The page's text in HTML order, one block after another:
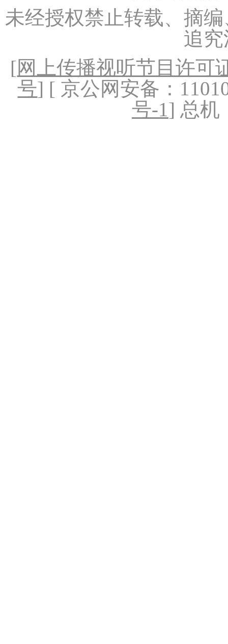
未经授权禁止转载、摘
追
[网上传播视听节目许可
号] [ 京公网安备：
号-1] 总机